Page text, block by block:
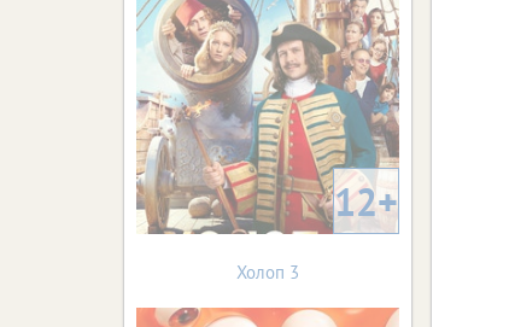
12+
Холоп 3